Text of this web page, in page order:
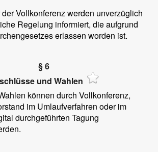
Vollkonferenz werden unverzüglich
Regelung informiert, die aufgrund
erlassen worden ist.
§ 6
und Wahlen
können durch Vollkonferenz,
im Umlaufverfahren oder im
durchgeführten Tagung